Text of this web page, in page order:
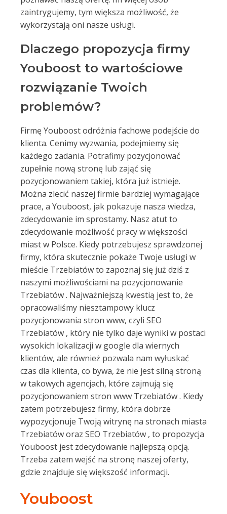
zaintrygujemy, tym większa możliwość, że
wykorzystają oni nasze usługi.
Dlaczego propozycja firmy
Youboost to wartościowe
rozwiązanie Twoich
problemów?
Firmę Youboost odróżnia fachowe podejście do
klienta. Cenimy wyzwania, podejmiemy się
każdego zadania. Potrafimy pozycjonować
zupełnie nową stronę lub zająć się
pozycjonowaniem takiej, która już istnieje.
Można zlecić naszej firmie bardziej wymagające
prace, a Youboost, jak pokazuje nasza wiedza,
zdecydowanie im sprostamy. Nasz atut to
zdecydowanie możliwość pracy w większości
miast w Polsce. Kiedy potrzebujesz sprawdzonej
firmy, która skutecznie pokaże Twoje usługi w
mieście Trzebiatów to zapoznaj się już dziś z
naszymi możliwościami na pozycjonowanie
Trzebiatów . Najważniejszą kwestią jest to, że
opracowaliśmy niesztampowy klucz
pozycjonowania stron www, czyli SEO
Trzebiatów , który nie tylko daje wyniki w postaci
wysokich lokalizacji w google dla wiernych
klientów, ale również pozwala nam wyłuskać
czas dla klienta, co bywa, że nie jest silną stroną
w takowych agencjach, które zajmują się
pozycjonowaniem stron www Trzebiatów . Kiedy
zatem potrzebujesz firmy, która dobrze
wypozycjonuje Twoją witrynę na stronach miasta
Trzebiatów oraz SEO Trzebiatów , to propozycja
Youboost jest zdecydowanie najlepszą opcją.
Trzeba zatem wejść na stronę naszej oferty,
gdzie znajduje się większość informacji.
Youboost